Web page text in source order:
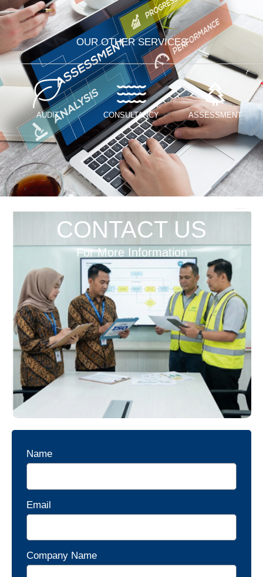
OUR OTHER SERVICES
AUDIT CONSULTANCY ASSESSMENT
CONTACT US
For More Information
Name
Email
Company Name